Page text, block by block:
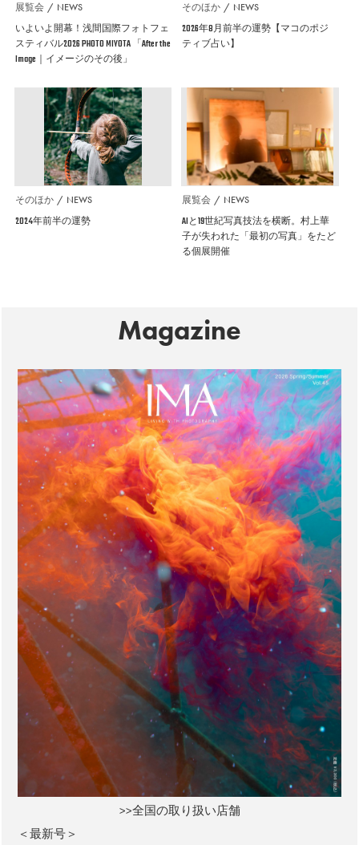
展覧会 NEWS
いよいよ開幕！浅間国際フォトフェ
スティバル2026 PHOTO MIYOTA 「After the
Image｜イメージのその後」
そのほか NEWS
2026年8月前半の運勢【マコのポジ
ティブ占い】
そのほか NEWS
2024年前半の運勢
展覧会 NEWS
AIと19世紀写真技法を横断。村上華
子が失われた「最初の写真」をたど
る個展開催
Magazine
>>全国の取り扱い店舗
＜最新号＞